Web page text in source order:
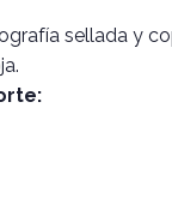
sellada y